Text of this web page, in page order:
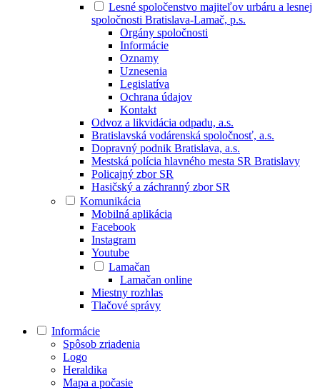
Lesné spoločenstvo majiteľov urbáru a lesnej
spoločnosti Bratislava-Lamač, p.s.
Orgány spoločnosti
Informácie
Oznamy
Uznesenia
Legislatíva
Ochrana údajov
Kontakt
Odvoz a likvidácia odpadu, a.s.
Bratislavská vodárenská spoločnosť, a.s.
Dopravný podnik Bratislava, a.s.
Mestská polícia hlavného mesta SR Bratislavy
Policajný zbor SR
Hasičský a záchranný zbor SR
Komunikácia
Mobilná aplikácia
Facebook
Instagram
Youtube
Lamačan
Lamačan online
Miestny rozhlas
Tlačové správy
Informácie
Spôsob zriadenia
Logo
Heraldika
Mapa a počasie